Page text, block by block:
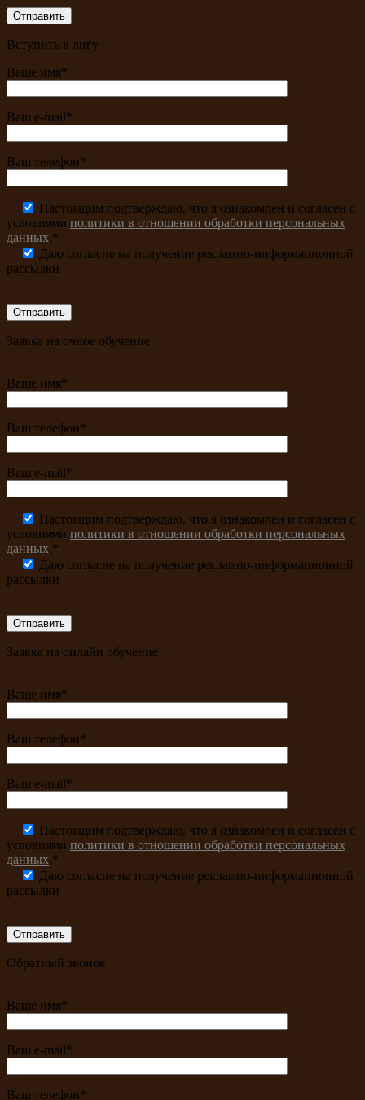
Вступить в лигу
Ваше имя*
Ваш e-mail*
Ваш телефон*
Настоящим подтверждаю, что я ознакомлен и согласен с
условиями политики в отношении обработки персональных
данных.*
Даю согласие на получение рекламно-информационной
рассылки
Заявка на очное обучение
Ваше имя*
Ваш телефон*
Ваш e-mail*
Настоящим подтверждаю, что я ознакомлен и согласен с
условиями политики в отношении обработки персональных
данных.*
Даю согласие на получение рекламно-информационной
рассылки
Заявка на онлайн обучение
Ваше имя*
Ваш телефон*
Ваш e-mail*
Настоящим подтверждаю, что я ознакомлен и согласен с
условиями политики в отношении обработки персональных
данных.*
Даю согласие на получение рекламно-информационной
рассылки
Обратный звонок
Ваше имя*
Ваш e-mail*
Ваш телефон*